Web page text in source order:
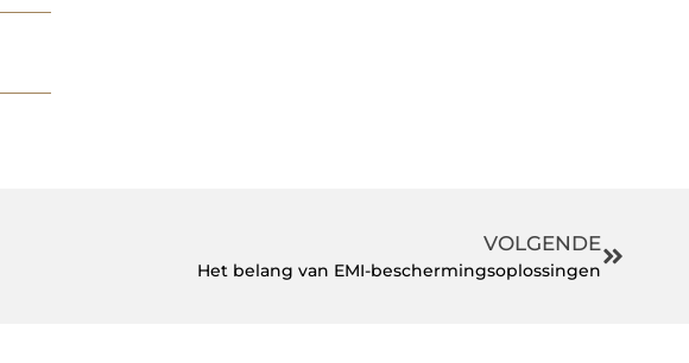
VOLGENDE
Het belang van EMI-beschermingsoplossingen